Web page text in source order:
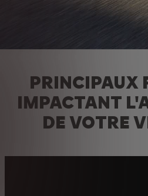
PRINCIPAUX
IMPACTANT
DE VOTRE